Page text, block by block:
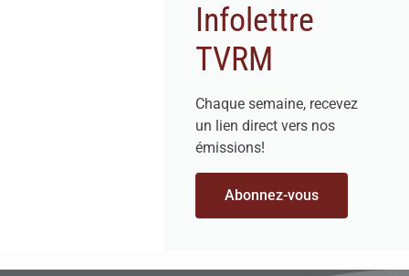
Infolettre
TVRM
Chaque semaine, recevez
un lien direct vers nos
émissions!
Abonnez-vous